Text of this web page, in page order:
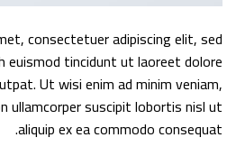
consectetuer adipiscing elit, sed
euismod tincidunt ut laoreet dolore
Ut wisi enim ad minim veniam,
ullamcorper suscipit lobortis nisl ut
aliquip ex ea commodo consequat.